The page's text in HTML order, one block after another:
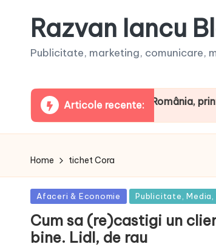
Razvan Iancu
Publicitate, marketing, comunicare,
Articole recente:
ARBOpodcast. România, printre liderii
Home tichet Cora
Posted
in
Afaceri & Economie Publicitate, Media,
Cum sa (re)castigi un
bine. Lidl, de rau